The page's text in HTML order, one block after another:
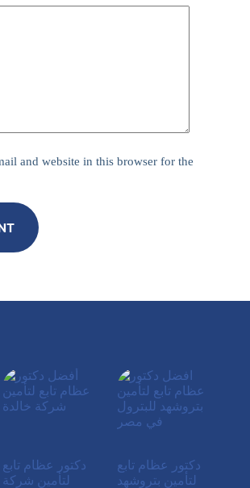
and website in this browser for the
دكتور عظام تابع
لتأمين شركة
دكتور عظام تابع
لتأمين بتروشهد